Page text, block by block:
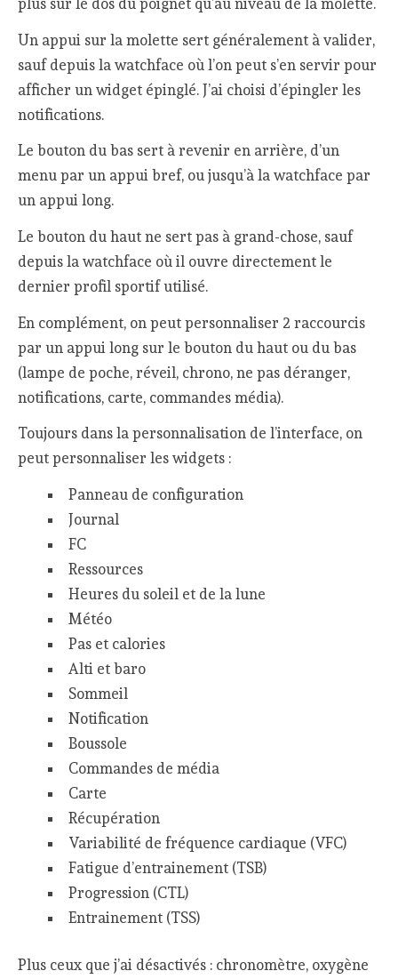
plus sur le dos du poignet qu’au niveau de la molette.
Un appui sur la molette sert généralement à valider,
sauf depuis la watchface où l’on peut s’en servir pour
afficher un widget épinglé. J’ai choisi d’épingler les
notifications.
Le bouton du bas sert à revenir en arrière, d’un
menu par un appui bref, ou jusqu’à la watchface par
un appui long.
Le bouton du haut ne sert pas à grand-chose, sauf
depuis la watchface où il ouvre directement le
dernier profil sportif utilisé.
En complément, on peut personnaliser 2 raccourcis
par un appui long sur le bouton du haut ou du bas
(lampe de poche, réveil, chrono, ne pas déranger,
notifications, carte, commandes média).
Toujours dans la personnalisation de l’interface, on
peut personnaliser les widgets :
Panneau de configuration
Journal
FC
Ressources
Heures du soleil et de la lune
Météo
Pas et calories
Alti et baro
Sommeil
Notification
Boussole
Commandes de média
Carte
Récupération
Variabilité de fréquence cardiaque (VFC)
Fatigue d’entrainement (TSB)
Progression (CTL)
Entrainement (TSS)
Plus ceux que j’ai désactivés : chronomètre, oxygène